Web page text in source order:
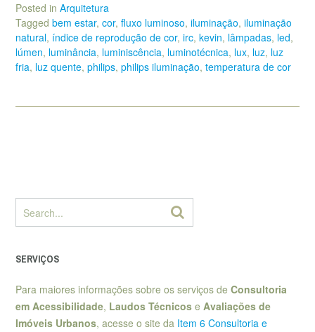
Posted in Arquitetura
Tagged bem estar, cor, fluxo luminoso, iluminação, iluminação
natural, índice de reprodução de cor, irc, kevin, lâmpadas, led,
lúmen, luminância, luminiscência, luminotécnica, lux, luz, luz
fria, luz quente, philips, philips iluminação, temperatura de cor
SERVIÇOS
Para maiores informações sobre os serviços de Consultoria
em Acessibilidade, Laudos Técnicos e Avaliações de
Imóveis Urbanos, acesse o site da Item 6 Consultoria e